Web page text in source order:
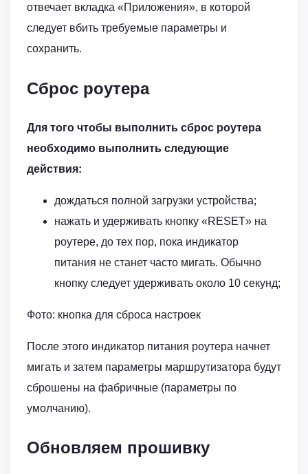
отвечает вкладка «Приложения», в которой
следует вбить требуемые параметры и
сохранить.
Сброс роутера
Для того чтобы выполнить сброс роутера
необходимо выполнить следующие
действия:
дождаться полной загрузки устройства;
нажать и удерживать кнопку «RESET» на
роутере, до тех пор, пока индикатор
питания не станет часто мигать. Обычно
кнопку следует удерживать около 10 секунд;
Фото: кнопка для сброса настроек
После этого индикатор питания роутера начнет
мигать и затем параметры маршрутизатора будут
сброшены на фабричные (параметры по
умолчанию).
Обновляем прошивку